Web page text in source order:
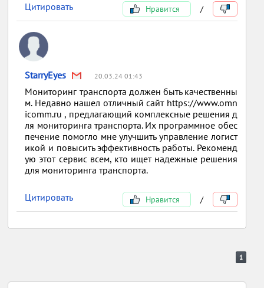
Цитировать Нравится /
StarryEyes 20.03.24 01:43
Мониторинг транспорта должен быть качественны
м. Недавно нашел отличный сайт https://www.omn
icomm.ru , предлагающий комплексные решения д
ля мониторинга транспорта. Их программное обес
печение помогло мне улучшить управление логист
икой и повысить эффективность работы. Рекоменд
ую этот сервис всем, кто ищет надежные решения
для мониторинга транспорта.
Цитировать Нравится /
1